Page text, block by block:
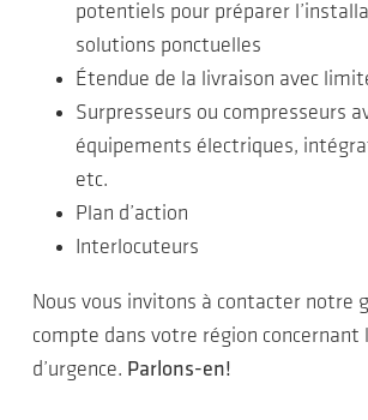
potentiels pour préparer
solutions ponctuelles
Étendue de la livraison avec
Surpresseurs ou compresseurs
équipements électriques,
etc.
Plan d’action
Interlocuteurs
Nous vous invitons à contacter notre
compte dans votre région concernant
d’urgence. Parlons-en!